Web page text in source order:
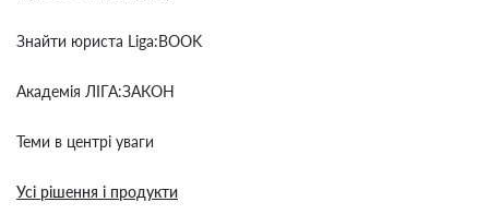
Знайти юриста Liga:BOOK
Академія ЛІГА:ЗАКОН
Теми в центрі уваги
Усі рішення і продукти